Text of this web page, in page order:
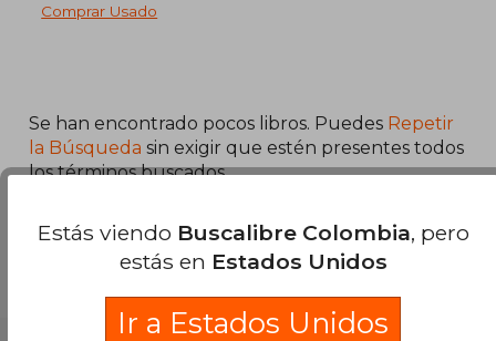
Comprar Usado
Se han encontrado pocos libros. Puedes Repetir
la Búsqueda sin exigir que estén presentes todos
los términos buscados..
Estás viendo Buscalibre Colombia, pero
estás en Estados Unidos
Ir a Estados Unidos